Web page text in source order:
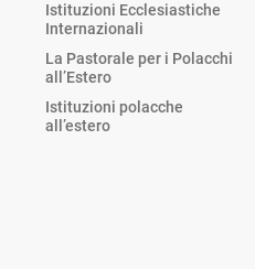
Istituzioni Ecclesiastiche
Internazionali
La Pastorale per i Polacchi
all’Estero
Istituzioni polacche
all’estero